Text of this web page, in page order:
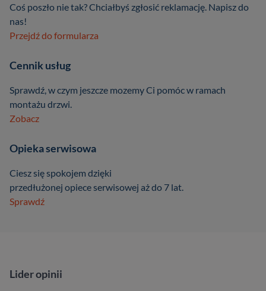
Coś poszło nie tak? Chciałbyś zgłosić reklamację. Napisz do
nas!
Przejdź do formularza
Cennik usług
Sprawdź, w czym jeszcze mozemy Ci pomóc w ramach
montażu drzwi.
Zobacz
Opieka serwisowa
Ciesz się spokojem dzięki
przedłużonej opiece serwisowej aż do 7 lat.
Sprawdź
Lider opinii